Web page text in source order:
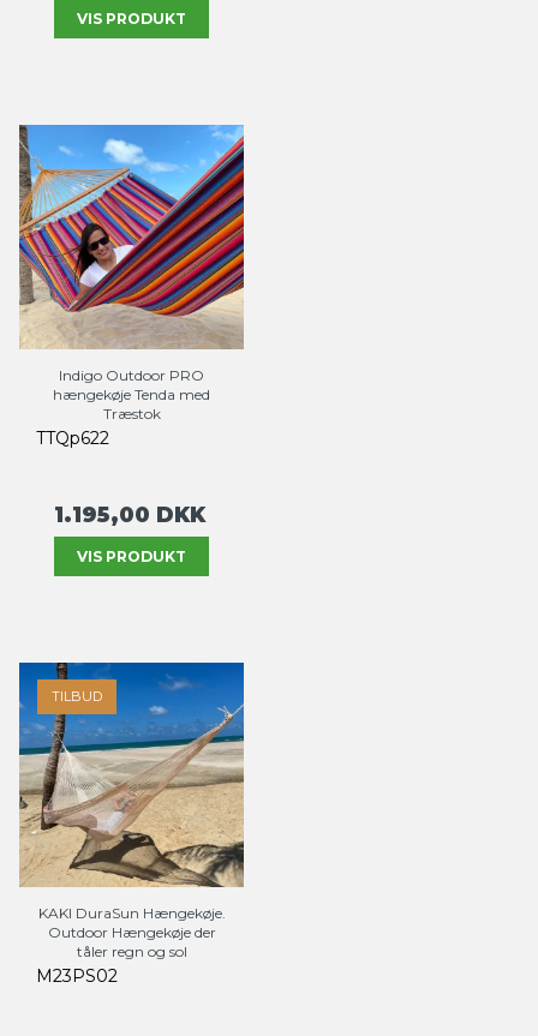
VIS PRODUKT
Indigo Outdoor PRO
hængekøje Tenda med
Træstok
TTQp622
1.195,00 DKK
VIS PRODUKT
TILBUD
KAKI DuraSun Hængekøje.
Outdoor Hængekøje der
tåler regn og sol
M23PS02